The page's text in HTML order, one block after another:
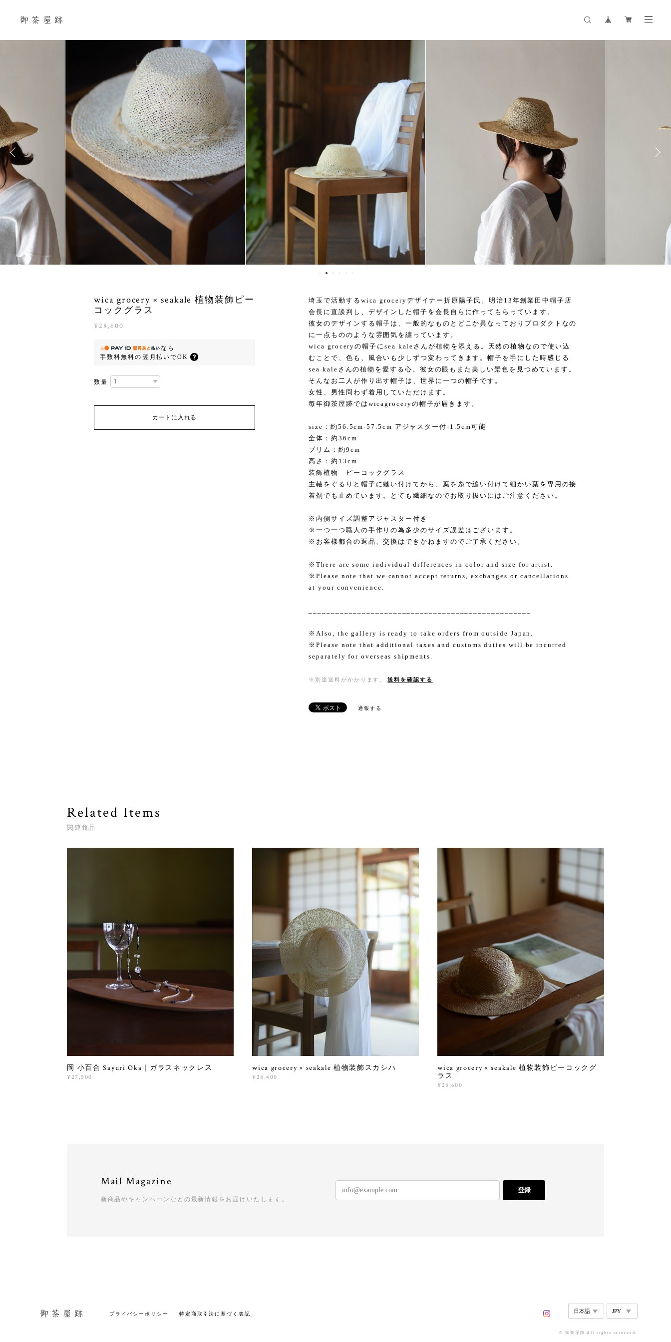
wica grocery × seakale 植物装飾ピー
コックグラス
¥28,600
なら
手数料無料の 翌月払いでOK
数量
カートに入れる
埼玉で活動するwica groceryデザイナー折原陽子氏。明治13年創業田中帽子店
会長に直談判し、デザインした帽子を会長自らに作ってもらっています。
彼女のデザインする帽子は、一般的なものとどこか異なっておりプロダクトなの
に一点もののような雰囲気を纏っています。
wica groceryの帽子にsea kaleさんが植物を添える。天然の植物なので使い込
むことで、色も、風合いも少しずつ変わってきます。帽子を手にした時感じる
sea kaleさんの植物を愛する心。彼女の眼もまた美しい景色を見つめています。
そんなお二人が作り出す帽子は、世界に一つの帽子です。
女性、男性問わず着用していただけます。
毎年御茶屋跡ではwicagroceryの帽子が届きます。
size：約56.5cm-57.5cm アジャスター付-1.5cm可能
全体：約36cm
ブリム：約9cm
高さ：約13cm
装飾植物 ピーコックグラス
主軸をぐるりと帽子に縫い付けてから、葉を糸で縫い付けて細かい葉を専用の接
着剤でも止めています。とても繊細なのでお取り扱いにはご注意ください。
※内側サイズ調整アジャスター付き
※一つ一つ職人の手作りの為多少のサイズ誤差はございます。
※お客様都合の返品、交換はできかねますのでご了承ください。
※There are some individual differences in color and size for artist.
※Please note that we cannot accept returns, exchanges or cancellations
at your convenience.
※Also, the gallery is ready to take orders from outside Japan.
※Please note that additional taxes and customs duties will be incurred
separately for overseas shipments.
※別途送料がかかります。 送料を確認する
通報する
Related Items
関連商品
岡 小百合 Sayuri Oka｜ガラスネックレス
¥27,500
wica grocery × seakale 植物装飾スカシハ
¥28,400
wica grocery × seakale 植物装飾ピーコックグ
ラス
¥28,600
Mail Magazine
新商品やキャンペーンなどの最新情報をお届けいたします。
登録
プライバシーポリシー 特定商取引法に基づく表記
© 御茶屋跡 All rights reserved.